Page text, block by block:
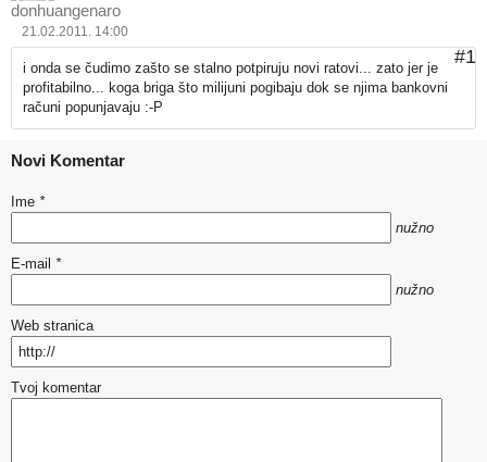
donhuangenaro
21.02.2011. 14:00
#1
i onda se čudimo zašto se stalno potpiruju novi ratovi... zato jer je
profitabilno... koga briga što milijuni pogibaju dok se njima bankovni
računi popunjavaju :-P
Novi Komentar
Ime *
nužno
E-mail *
nužno
Web stranica
Tvoj komentar